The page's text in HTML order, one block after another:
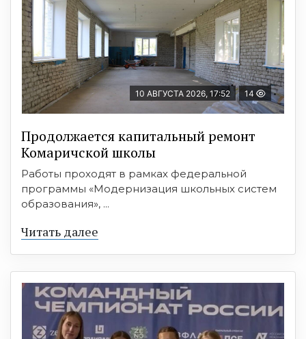
10 АВГУСТА 2026, 17:52 14
Продолжается капитальный ремонт
Комаричской школы
Работы проходят в рамках федеральной
программы «Модернизация школьных систем
образования», ...
Читать далее